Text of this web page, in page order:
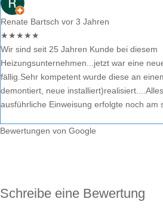
Renate Bartsch vor 3 Jahren
★★★★★
Wir sind seit 25 Jahren Kunde bei diesem
Heizungsunternehmen...jetzt war eine
fällig.Sehr kompetent wurde diese an
demontiert, neue
ausführliche Einweisung erfolgte noch am
Bewertungen von Google
Schreibe eine Bewertung